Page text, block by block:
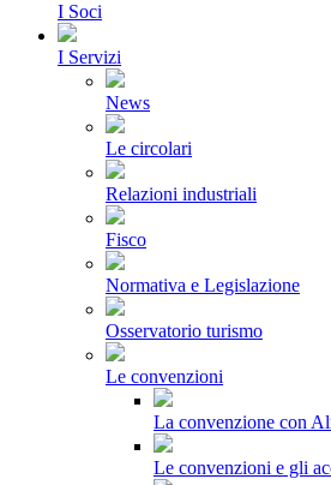
I Soci
I Servizi
News
Le circolari
Relazioni industriali
Fisco
Normativa e Legislazione
Osservatorio turismo
Le convenzioni
La convenzione con
Le convenzioni e gli